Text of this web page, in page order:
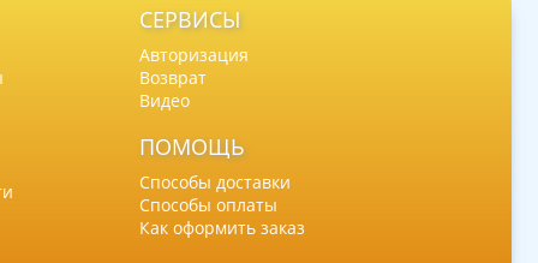
СЕРВИСЫ
Авторизация
Возврат
Видео
ПОМОЩЬ
Способы доставки
Способы оплаты
Как оформить заказ